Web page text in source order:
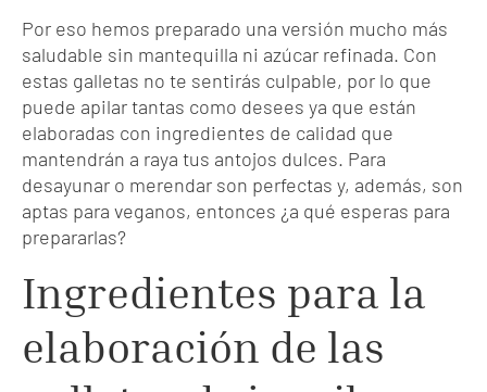
Por eso hemos preparado una versión mucho más
saludable sin mantequilla ni azúcar refinada. Con
estas galletas no te sentirás culpable, por lo que
puede apilar tantas como desees ya que están
elaboradas con ingredientes de calidad que
mantendrán a raya tus antojos dulces. Para
desayunar o merendar son perfectas y, además, son
aptas para veganos, entonces ¿a qué esperas para
prepararlas?
Ingredientes para la
elaboración de las